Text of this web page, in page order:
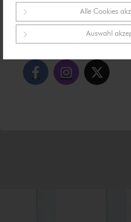
Alle Cookies
Auswahl
Taggen Sie auch gerne
Media Kanal: